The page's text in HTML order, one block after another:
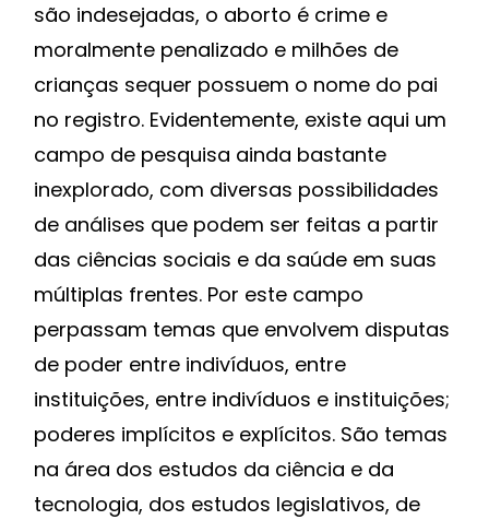
são indesejadas, o aborto é crime e
moralmente penalizado e milhões de
crianças sequer possuem o nome do pai
no registro. Evidentemente, existe aqui um
campo de pesquisa ainda bastante
inexplorado, com diversas possibilidades
de análises que podem ser feitas a partir
das ciências sociais e da saúde em suas
múltiplas frentes. Por este campo
perpassam temas que envolvem disputas
de poder entre indivíduos, entre
instituições, entre indivíduos e instituições;
poderes implícitos e explícitos. São temas
na área dos estudos da ciência e da
tecnologia, dos estudos legislativos, de